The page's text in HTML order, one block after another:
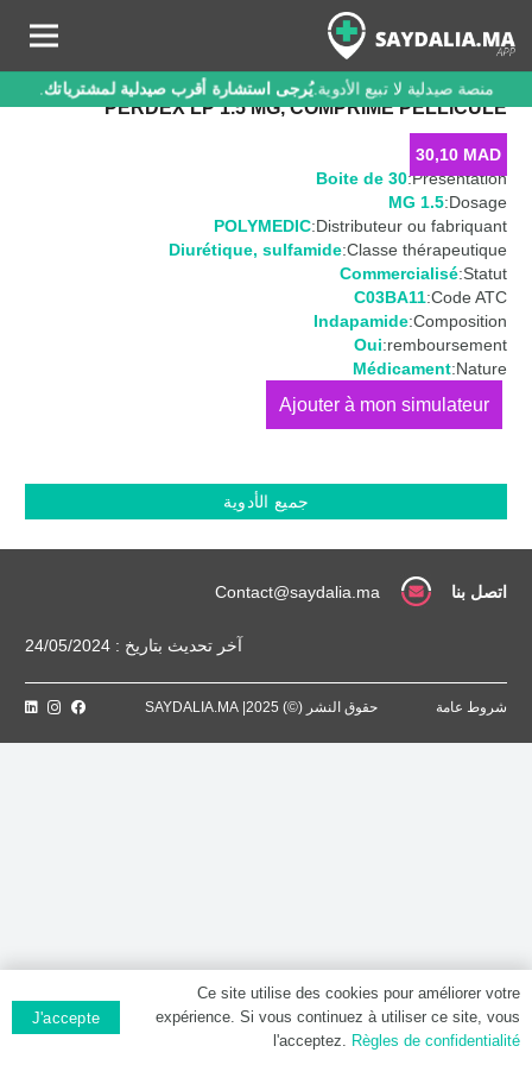
منصة صيدلية لا تبيع الأدوية.يُرجى استشارة أقرب صيدلية لمشترياتك.
PERDEX LP 1.5 MG, COMPRIMÉ PELLICULÉ
30,10 MAD
Présentation:
Boite de 30
Dosage:
1.5 MG
Distributeur ou fabriquant:
POLYMEDIC
Classe thérapeutique:
Diurétique, sulfamide
Statut:
Commercialisé
Code ATC:
C03BA11
Composition:
Indapamide
remboursement:
Oui
Nature:
Médicament
كمية
1.5
جميع الأدوية
اتصل بنا Contact@saydalia.ma
آخر تحديث بتاريخ : 24/05/2024
شروط عامة حقوق النشر (©) 2025| SAYDALIA.MA
Ce site utilise des cookies pour améliorer votre
expérience. Si vous continuez à utiliser ce site, vous
l'acceptez. Règles de confidentialité
J'accepte